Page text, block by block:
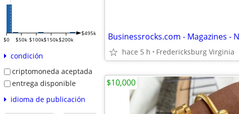
$0 $50k $100k$150k$200k
$495k
condición
criptomoneda aceptada
entrega disponible
idioma de publicación
hace 5 h Fredericksburg Virginia
$10,000